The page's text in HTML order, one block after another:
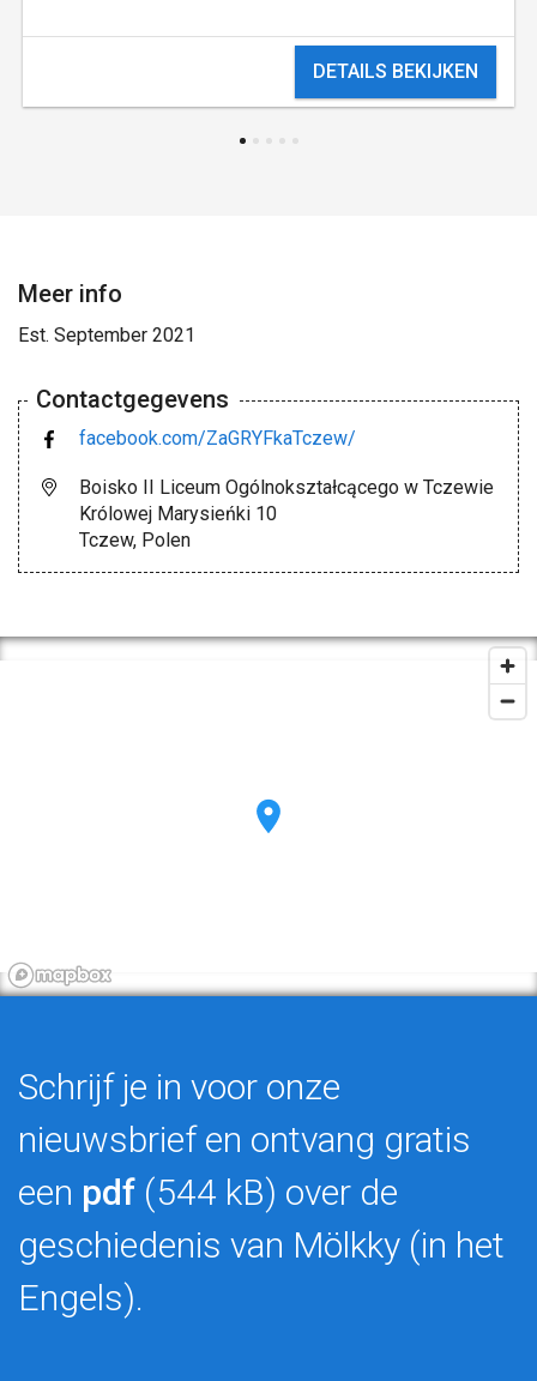
DETAILS BEKIJKEN
Meer info
Est. September 2021
Contactgegevens
facebook.com/ZaGRYFkaTczew/
Boisko II Liceum Ogólnokształcącego w Tczewie
Królowej Marysieńki 10
Tczew, Polen
Schrijf je in voor onze
nieuwsbrief en ontvang gratis
een pdf (544 kB) over de
geschiedenis van Mölkky (in het
Engels).